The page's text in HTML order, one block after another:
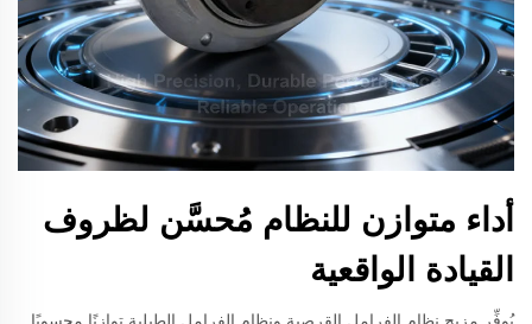
أداء متوازن للنظام مُحسَّن لظروف
القيادة الواقعية